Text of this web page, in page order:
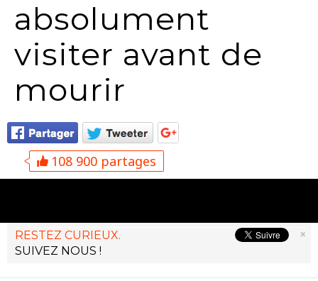
absolument
visiter avant de
mourir
108 900 partages
×
RESTEZ CURIEUX.
SUIVEZ NOUS !